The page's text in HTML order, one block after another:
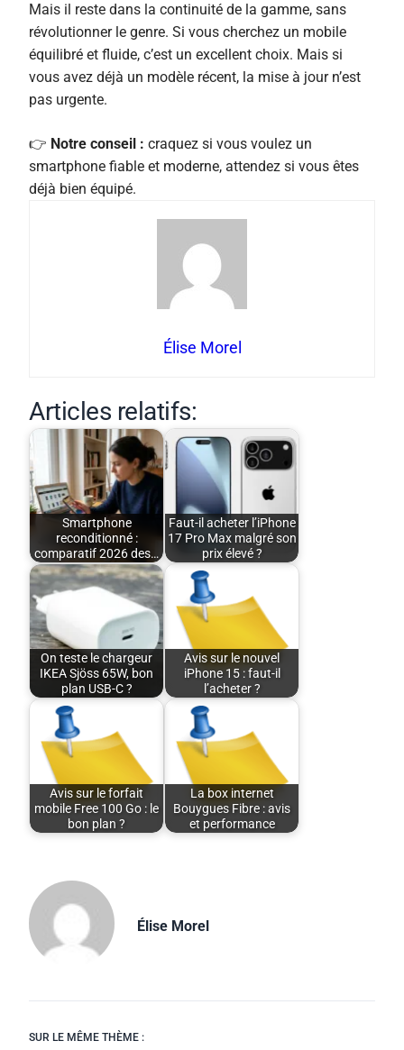
Mais il reste dans la continuité de la gamme, sans
révolutionner le genre. Si vous cherchez un mobile
équilibré et fluide, c’est un excellent choix. Mais si
vous avez déjà un modèle récent, la mise à jour n’est
pas urgente.
👉 Notre conseil : craquez si vous voulez un
smartphone fiable et moderne, attendez si vous êtes
déjà bien équipé.
Élise Morel
Articles relatifs:
Smartphone
reconditionné :
comparatif 2026 des…
Faut-il acheter l’iPhone
17 Pro Max malgré son
prix élevé ?
On teste le chargeur
IKEA Sjöss 65W, bon
plan USB-C ?
Avis sur le nouvel
iPhone 15 : faut-il
l’acheter ?
Avis sur le forfait
mobile Free 100 Go : le
bon plan ?
La box internet
Bouygues Fibre : avis
et performance
Élise Morel
SUR LE MÊME THÈME :